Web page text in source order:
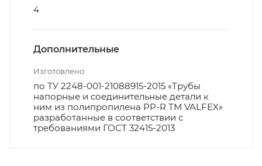
4
Дополнительные
Изготовлено
по ТУ 2248-001-21088915-2015 «Трубы
напорные и соединительные детали к
ним из полипропилена PP-R ТМ VALFEX»
разработанные в соответствии с
требованиями ГОСТ 32415-2013